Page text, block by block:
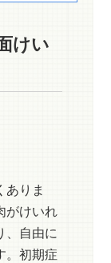
けい
ありま
がけいれ
、自由に
。初期症